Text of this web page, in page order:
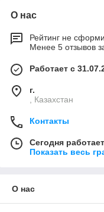
О нас
Рейтинг не
Менее 5 отзывов
Работает с
г.
, Казахстан
Контакты
Сегодня
Показать весь
О нас